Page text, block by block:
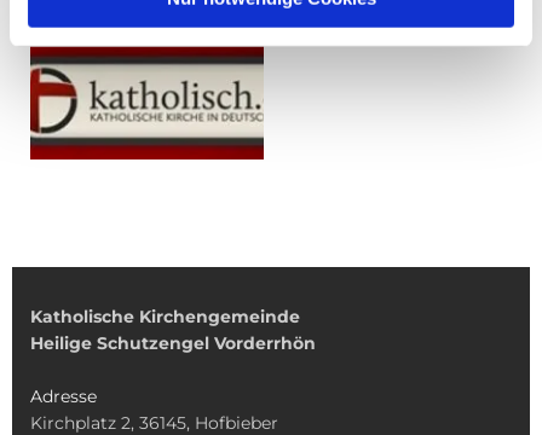
Katholische Kirchengemeinde
Heilige Schutzengel Vorderrhön
Adresse
Kirchplatz 2, 36145, Hofbieber